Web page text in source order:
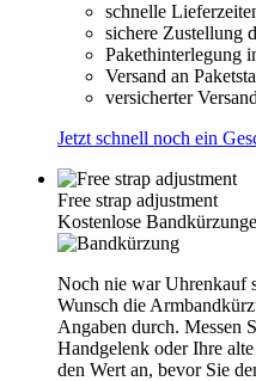
schnelle
sichere Zustellung
Pakethinterlegung
Versand an
versicherter Versand
Jetzt schnell noch ein
Free strap adjustment
Kostenlose
Noch nie war Uhrenkauf
Wunsch die
Angaben durch. Messen
Handgelenk oder Ihre
den Wert an, bevor Sie